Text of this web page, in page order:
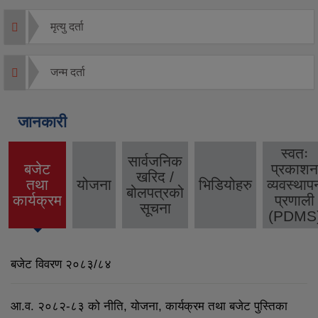
मृत्यु दर्ता
जन्म दर्ता
जानकारी
बजेट
तथा
कार्यक्रम
(active
tab)
योजना
सार्वजनिक
खरिद /
बोलपत्रको
सूचना
भिडियोहरु
स्वतः
प्रकाशन
प्रणाली
बजेट विवरण २०८३/८४
आ.व. २०८२-८३ को नीति, योजना, कार्यक्रम तथा बजेट पुस्तिका